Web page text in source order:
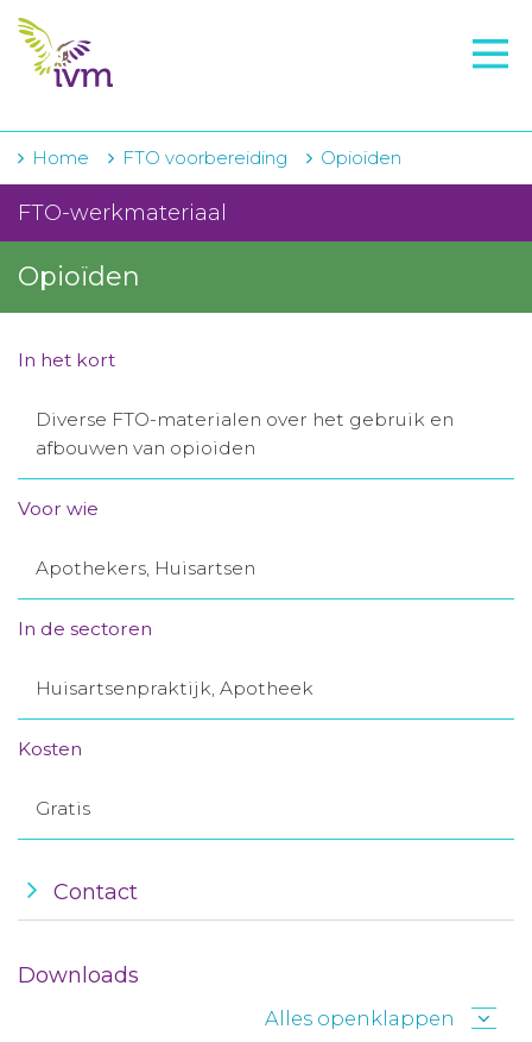
VMI
IVM-academie
Zorginstellingen
Over IVM
Actueel
Contact
Winkelwagentje
Aanmelden nieuwsbrief
Home FTO voorbereiding Opioïden
FTO-werkmateriaal
Opioïden
In het kort
Diverse FTO-materialen over het gebruik en
afbouwen van opioiden
Voor wie
Apothekers, Huisartsen
In de sectoren
Huisartsenpraktijk, Apotheek
Kosten
Gratis
Contact
Downloads
Alles openklappen